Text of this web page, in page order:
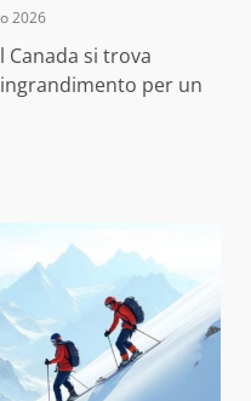
2026
Canada si trova
per un